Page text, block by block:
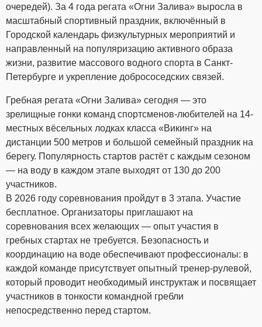
очередей). За 4 года регата «Огни Залива» выросла в
масштабный спортивный праздник, включённый в
Городской календарь физкультурных мероприятий и
направленный на популяризацию активного образа
жизни, развитие массового водного спорта в Санкт-
Петербурге и укрепление добрососедских связей.
Гребная регата «Огни Залива» сегодня — это
зрелищные гонки команд спортсменов-любителей на 14-
местных вёсельных лодках класса «Викинг» на
дистанции 500 метров и большой семейный праздник на
берегу. Популярность стартов растёт с каждым сезоном
— на воду в каждом этапе выходят от 130 до 200
участников.
В 2026 году соревнования пройдут в 3 этапа. Участие
бесплатное. Организаторы приглашают на
соревнования всех желающих — опыт участия в
гребных стартах не требуется. Безопасность и
координацию на воде обеспечивают профессионалы: в
каждой команде присутствует опытный тренер-рулевой,
который проводит необходимый инструктаж и посвящает
участников в тонкости командной гребли
непосредственно перед стартом.